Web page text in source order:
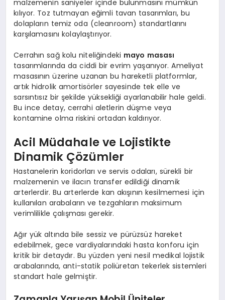
malzemenin saniyeler içinde bulunmasını mümkün
kılıyor. Toz tutmayan eğimli tavan tasarımları, bu
dolapların temiz oda (cleanroom) standartlarını
karşılamasını kolaylaştırıyor.
Cerrahın sağ kolu niteliğindeki mayo masası
tasarımlarında da ciddi bir evrim yaşanıyor. Ameliyat
masasının üzerine uzanan bu hareketli platformlar,
artık hidrolik amortisörler sayesinde tek elle ve
sarsıntısız bir şekilde yüksekliği ayarlanabilir hale geldi.
Bu ince detay, cerrahi aletlerin düşme veya
kontamine olma riskini ortadan kaldırıyor.
Acil Müdahale ve Lojistikte
Dinamik Çözümler
Hastanelerin koridorları ve servis odaları, sürekli bir
malzemenin ve ilacın transfer edildiği dinamik
arterlerdir. Bu arterlerde kan akışının kesilmemesi için
kullanılan arabaların ve tezgahların maksimum
verimlilikle çalışması gerekir.
Ağır yük altında bile sessiz ve pürüzsüz hareket
edebilmek, gece vardiyalarındaki hasta konforu için
kritik bir detaydır. Bu yüzden yeni nesil medikal lojistik
arabalarında, anti-statik poliüretan tekerlek sistemleri
standart hale gelmiştir.